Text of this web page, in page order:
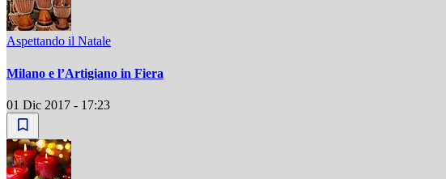
Aspettando il Natale
Milano e l’Artigiano in Fiera
01 Dic 2017 - 17:23